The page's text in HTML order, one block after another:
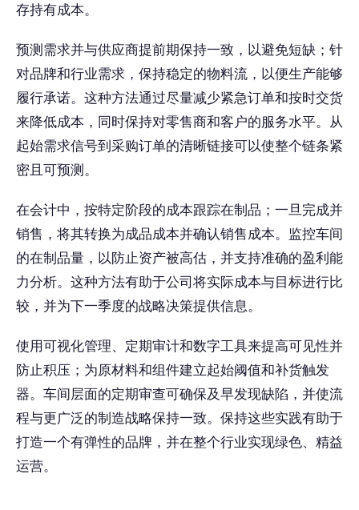
存持有成本。
预测需求并与供应商提前期保持一致，以避免短缺；针
对品牌和行业需求，保持稳定的物料流，以便生产能够
履行承诺。这种方法通过尽量减少紧急订单和按时交货
来降低成本，同时保持对零售商和客户的服务水平。从
起始需求信号到采购订单的清晰链接可以使整个链条紧
密且可预测。
在会计中，按特定阶段的成本跟踪在制品；一旦完成并
销售，将其转换为成品成本并确认销售成本。监控车间
的在制品量，以防止资产被高估，并支持准确的盈利能
力分析。这种方法有助于公司将实际成本与目标进行比
较，并为下一季度的战略决策提供信息。
使用可视化管理、定期审计和数字工具来提高可见性并
防止积压；为原材料和组件建立起始阈值和补货触发
器。车间层面的定期审查可确保及早发现缺陷，并使流
程与更广泛的制造战略保持一致。保持这些实践有助于
打造一个有弹性的品牌，并在整个行业实现绿色、精益
运营。